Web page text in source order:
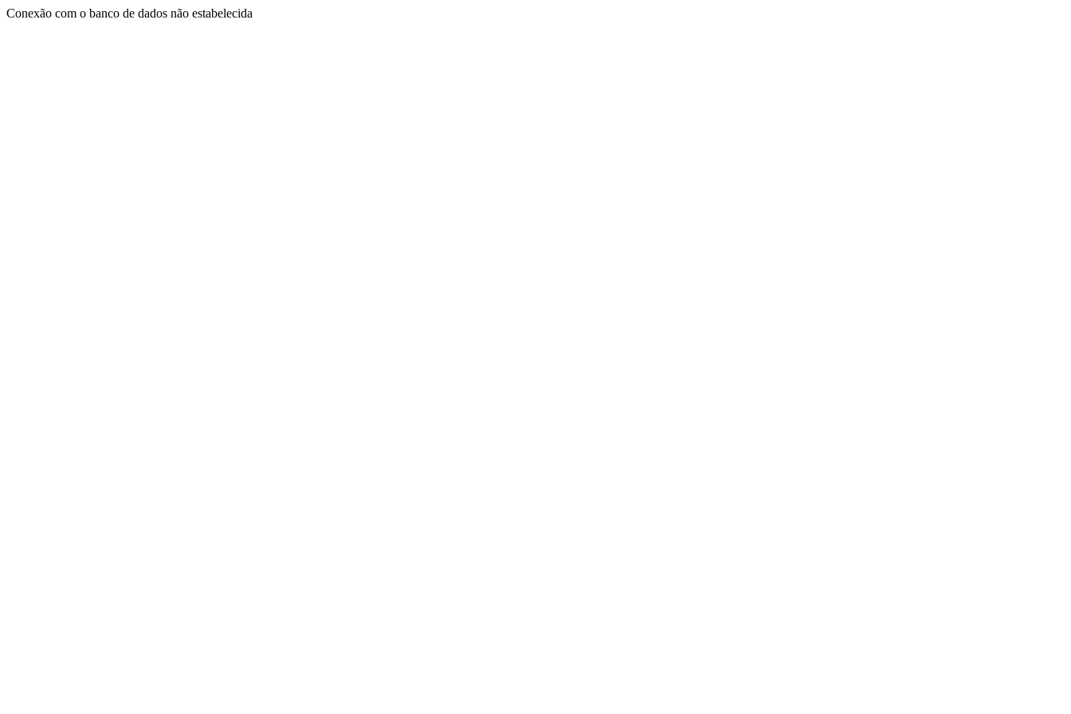
Conexão com o banco de dados não estabelecida